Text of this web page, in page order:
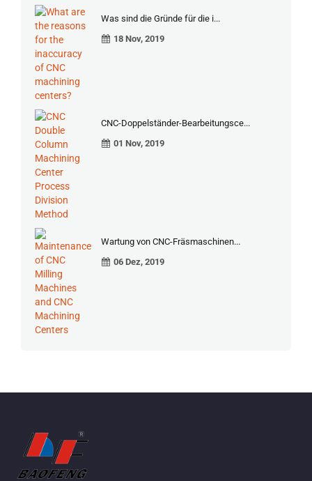
Was sind die Gründe für die i...
18 Nov, 2019
CNC-Doppelständer-Bearbeitungsce...
01 Nov, 2019
Wartung von CNC-Fräsmaschinen...
06 Dez, 2019